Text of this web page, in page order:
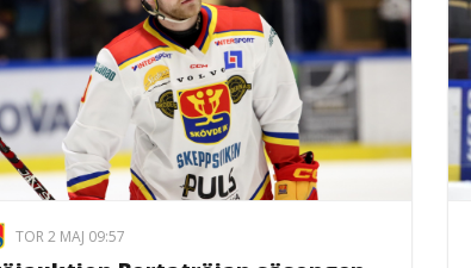
TOR 2 MAJ 09:57